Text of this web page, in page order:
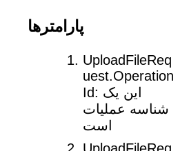
پارامترها
UploadFileReq
uest.Operation
Id: این یک
شناسه عملیات
است
UploadFileReq